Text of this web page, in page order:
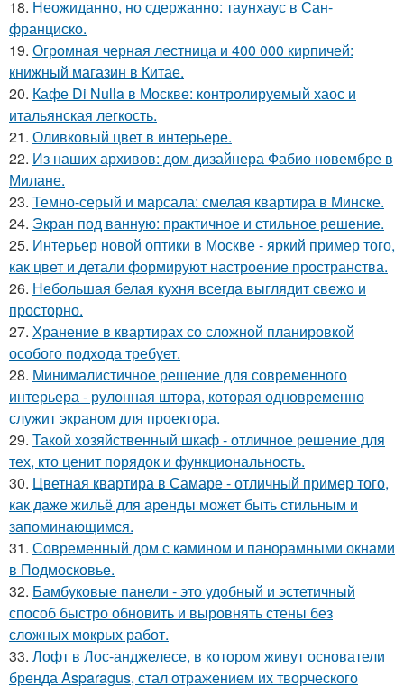
18. Неожиданно, но сдержанно: таунхаус в Сан-
франциско.
19. Огромная черная лестница и 400 000 кирпичей:
книжный магазин в Китае.
20. Кафе Di Nulla в Москве: контролируемый хаос и
итальянская легкость.
21. Оливковый цвет в интерьере.
22. Из наших архивов: дом дизайнера Фабио новембре в
Милане.
23. Темно-серый и марсала: смелая квартира в Минске.
24. Экран под ванную: практичное и стильное решение.
25. Интерьер новой оптики в Москве - яркий пример того,
как цвет и детали формируют настроение пространства.
26. Небольшая белая кухня всегда выглядит свежо и
просторно.
27. Хранение в квартирах со сложной планировкой
особого подхода требует.
28. Минималистичное решение для современного
интерьера - рулонная штора, которая одновременно
служит экраном для проектора.
29. Такой хозяйственный шкаф - отличное решение для
тех, кто ценит порядок и функциональность.
30. Цветная квартира в Самаре - отличный пример того,
как даже жильё для аренды может быть стильным и
запоминающимся.
31. Современный дом с камином и панорамными окнами
в Подмосковье.
32. Бамбуковые панели - это удобный и эстетичный
способ быстро обновить и выровнять стены без
сложных мокрых работ.
33. Лофт в Лос-анджелесе, в котором живут основатели
бренда Asparagus, стал отражением их творческого